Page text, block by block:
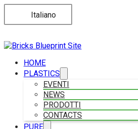
Italiano
HOME
PLASTICS
EVENTI
NEWS
PRODOTTI
CONTACTS
PURE